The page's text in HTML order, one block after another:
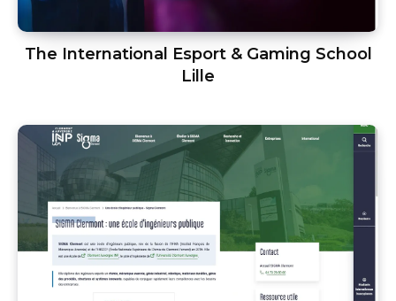
The International Esport & Gaming School
Lille